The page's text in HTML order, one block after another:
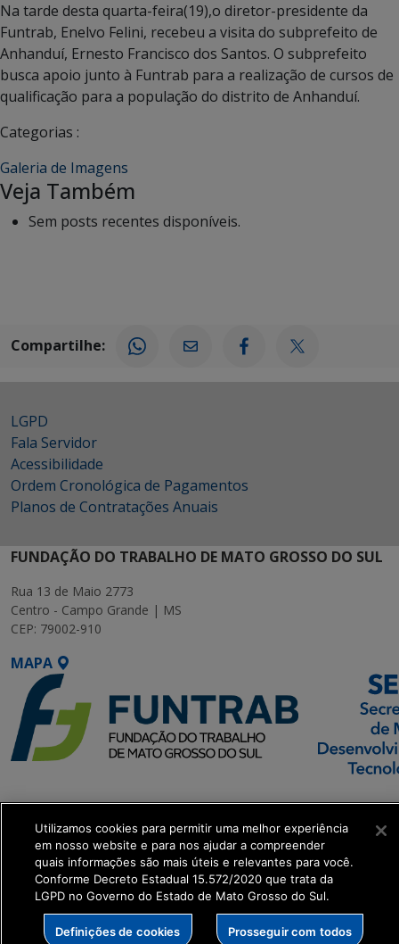
Na tarde desta quarta-feira(19),o diretor-presidente da
Funtrab, Enelvo Felini, recebeu a visita do subprefeito de
Anhanduí, Ernesto Francisco dos Santos. O subprefeito
busca apoio junto à Funtrab para a realização de cursos de
qualificação para a população do distrito de Anhanduí.
Categorias :
Galeria de Imagens
Veja Também
Sem posts recentes disponíveis.
Compartilhe:
LGPD
Fala Servidor
Acessibilidade
Ordem Cronológica de Pagamentos
Planos de Contratações Anuais
FUNDAÇÃO DO TRABALHO DE MATO GROSSO DO SUL
Rua 13 de Maio 2773
Centro - Campo Grande | MS
CEP: 79002-910
MAPA
SETDIG | Secretaria-
Executiva de
Transformação Digital
get_footer();
Utilizamos cookies para permitir uma melhor experiência
em nosso website e para nos ajudar a compreender
quais informações são mais úteis e relevantes para você.
Conforme Decreto Estadual 15.572/2020 que trata da
LGPD no Governo do Estado de Mato Grosso do Sul.
Definições de cookies Prosseguir com todos